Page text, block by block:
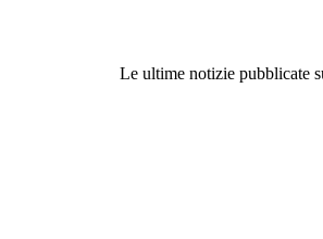
Le ultime notizie pubblicate